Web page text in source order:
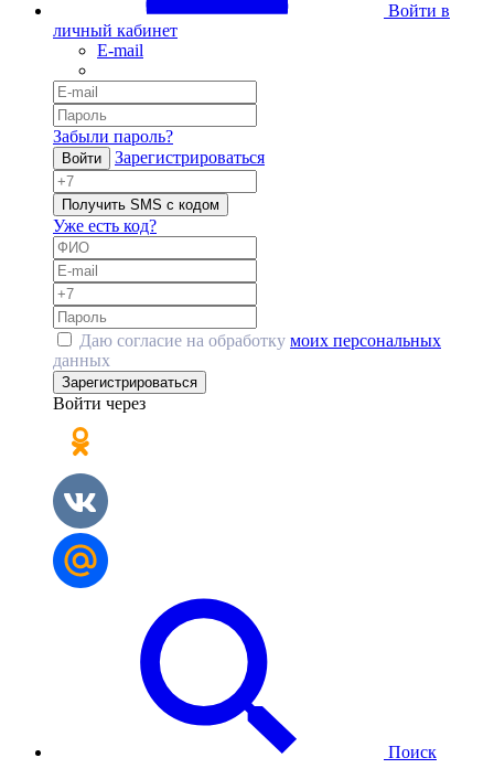
Войти в
личный кабинет
E-mail
Забыли пароль?
Войти Зарегистрироваться
Получить SMS с кодом
Уже есть код?
Даю согласие на обработку моих персональных
данных
Зарегистрироваться
Войти через
Поиск